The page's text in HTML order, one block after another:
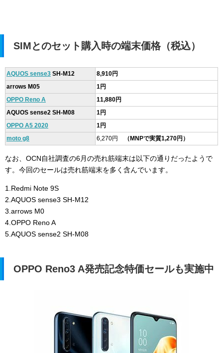
SIMとのセット購入時の端末価格（税込）
AQUOS sense3 SH-M12
8,910円
arrows M05
1円
OPPO Reno A
11,880円
AQUOS sense2 SH-M08
1円
OPPO A5 2020
1円
moto g8
6,270円 （MNPで実質1,270円）
なお、OCN自社調査の6月の売れ筋端末は以下の通りだったようで
す。今回のセールは売れ筋端末を多く含んでいます。
1.Redmi Note 9S
2.AQUOS sense3 SH-M12
3.arrows M0
4.OPPO Reno A
5.AQUOS sense2 SH-M08
OPPO Reno3 A発売記念特価セールも実施中